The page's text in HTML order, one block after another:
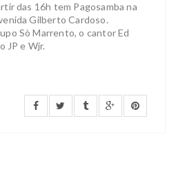
das 16h tem Pagosamba na
Gilberto Cardoso.
Sò Marrento, o cantor Ed
JP e Wjr.